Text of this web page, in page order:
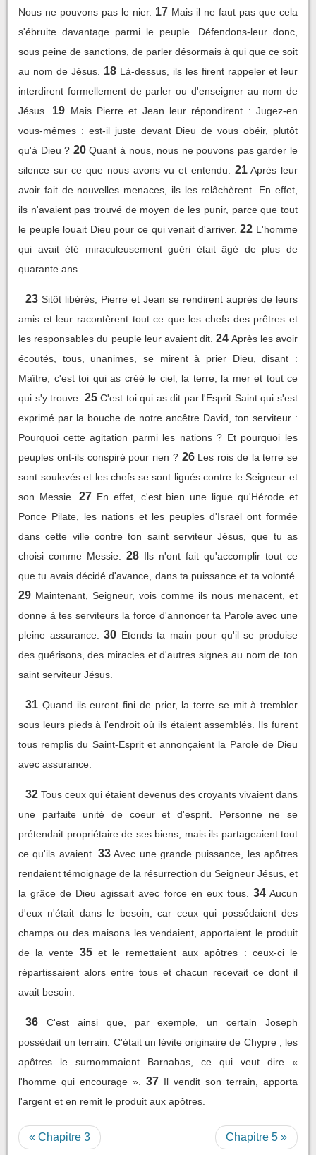
Nous ne pouvons pas le nier. 17 Mais il ne faut pas que cela
s'ébruite davantage parmi le peuple. Défendons-leur donc,
sous peine de sanctions, de parler désormais à qui que ce soit
au nom de Jésus.
18 Là-dessus, ils les firent rappeler et leur
interdirent formellement de parler ou d'enseigner au nom de
Jésus.
19 Mais Pierre et Jean leur répondirent : Jugez-en
vous-mêmes : est-il juste devant Dieu de vous obéir, plutôt
qu'à Dieu ? 20 Quant à nous, nous ne pouvons pas garder le
silence sur ce que nous avons vu et entendu.
21 Après leur
avoir fait de nouvelles menaces, ils les relâchèrent. En effet,
ils n'avaient pas trouvé de moyen de les punir, parce que tout
le peuple louait Dieu pour ce qui venait d'arriver. 22 L'homme
qui avait été miraculeusement guéri était âgé de plus de
quarante ans.
23 Sitôt libérés, Pierre et Jean se rendirent auprès de leurs
amis et leur racontèrent tout ce que les chefs des prêtres et
les responsables du peuple leur avaient dit. 24 Après les avoir
écoutés, tous, unanimes, se mirent à prier Dieu, disant :
Maître, c'est toi qui as créé le ciel, la terre, la mer et tout ce
qui s'y trouve. 25 C'est toi qui as dit par l'Esprit Saint qui s'est
exprimé par la bouche de notre ancêtre David, ton serviteur :
Pourquoi cette agitation parmi les nations ? Et pourquoi les
peuples ont-ils conspiré pour rien ? 26 Les rois de la terre se
sont soulevés et les chefs se sont ligués contre le Seigneur et
son Messie.
27 En effet, c'est bien une ligue qu'Hérode et
Ponce Pilate, les nations et les peuples d'Israël ont formée
dans cette ville contre ton saint serviteur Jésus, que tu as
choisi comme Messie.
28 Ils n'ont fait qu'accomplir tout ce
que tu avais décidé d'avance, dans ta puissance et ta volonté.
29 Maintenant, Seigneur, vois comme ils nous menacent, et
donne à tes serviteurs la force d'annoncer ta Parole avec une
pleine assurance.
30 Etends ta main pour qu'il se produise
des guérisons, des miracles et d'autres signes au nom de ton
saint serviteur Jésus.
31 Quand ils eurent fini de prier, la terre se mit à trembler
sous leurs pieds à l'endroit où ils étaient assemblés. Ils furent
tous remplis du Saint-Esprit et annonçaient la Parole de Dieu
avec assurance.
32 Tous ceux qui étaient devenus des croyants vivaient dans
une parfaite unité de coeur et d'esprit. Personne ne se
prétendait propriétaire de ses biens, mais ils partageaient tout
ce qu'ils avaient. 33 Avec une grande puissance, les apôtres
rendaient témoignage de la résurrection du Seigneur Jésus, et
la grâce de Dieu agissait avec force en eux tous.
34 Aucun
d'eux n'était dans le besoin, car ceux qui possédaient des
champs ou des maisons les vendaient, apportaient le produit
de la vente 35 et le remettaient aux apôtres : ceux-ci le
répartissaient alors entre tous et chacun recevait ce dont il
avait besoin.
36
C'est ainsi que, par exemple, un certain Joseph
possédait un terrain. C'était un lévite originaire de Chypre ; les
apôtres le surnommaient Barnabas, ce qui veut dire «
l'homme qui encourage ».
37 Il vendit son terrain, apporta
l'argent et en remit le produit aux apôtres.
« Chapitre 3 Chapitre 5 »